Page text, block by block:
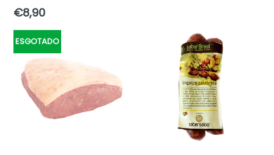
Preço
normal
€8,90
ESGOTADO